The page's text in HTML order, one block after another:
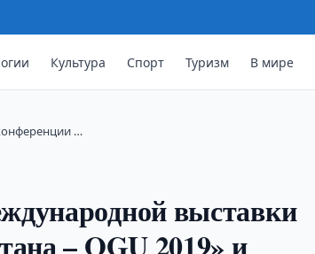
Культура Спорт Туризм В мире
…
выставки
– OGU 2019» и